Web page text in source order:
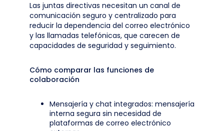
Las juntas directivas necesitan un canal de
comunicación seguro y centralizado para
reducir la dependencia del correo electrónico
y las llamadas telefónicas, que carecen de
capacidades de seguridad y seguimiento.
Cómo comparar las funciones de
colaboración
Mensajería y chat integrados: mensajería
interna segura sin necesidad de
plataformas de correo electrónico